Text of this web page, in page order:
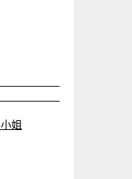
姐